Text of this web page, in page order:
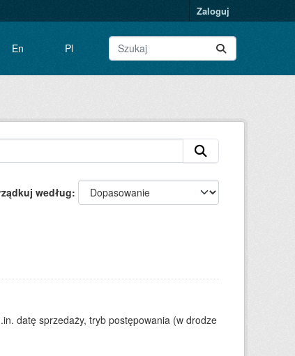
Zaloguj
En Pl
według
datę sprzedaży, tryb postępowania (w drodze